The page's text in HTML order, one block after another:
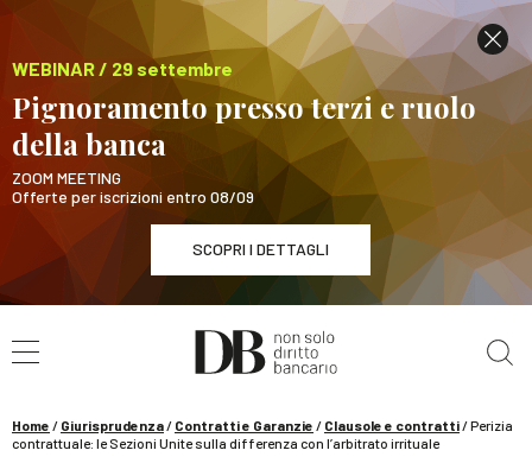
WEBINAR / 29 settembre
Pignoramento presso terzi e ruolo
della banca
ZOOM MEETING
Offerte per iscrizioni entro 08/09
SCOPRI I DETTAGLI
WEBINAR / 29 settembre
Pignoramento presso terzi e ruolo della banca
Home / Giurisprudenza/ Contratti e Garanzie / Clausole e contratti/Perizia
contrattuale: le Sezioni Unite sulla differenza con l’arbitrato irrituale